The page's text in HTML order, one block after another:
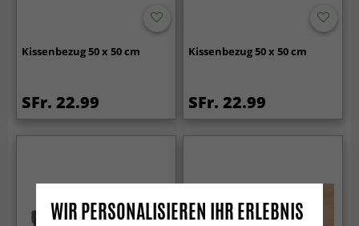
Kissenbezug 50 x 50 cm
SFr. 22.99
Kissenbezug 50 x 50 cm
SFr. 22.99
WIR PERSONALISIEREN IHR ERLEBNIS